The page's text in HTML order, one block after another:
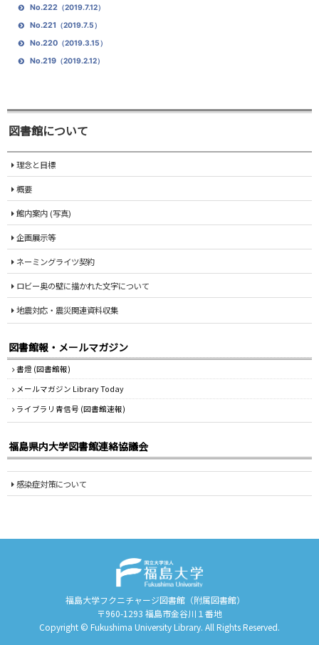
No.222 （2019.7.12）
No.221 （2019.7.5）
No.220（2019.3.15）
No.219（2019.2.12）
図書館について
理念と目標
概要
館内案内 (写真)
企画展示等
ネーミングライツ契約
ロビー奥の壁に描かれた文字について
地震対応・震災関連資料収集
図書館報・メールマガジン
書燈 (図書館報)
メールマガジン Library Today
ライブラリ青信号 (図書館速報)
福島県内大学図書館連絡協議会
感染症対策について
福島大学フクニチャージ図書館（附属図書館）
〒960-1293 福島市金谷川１番地
Copyright © Fukushima University Library. All Rights Reserved.